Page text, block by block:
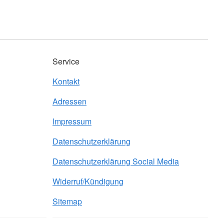
Service
Kontakt
Adressen
Impressum
Datenschutzerklärung
Datenschutzerklärung Social Media
Widerruf/Kündigung
Sitemap